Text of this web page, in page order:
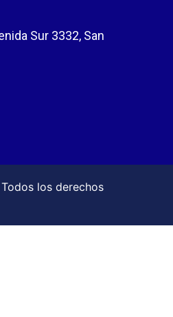
Sur 3332, San
los derechos